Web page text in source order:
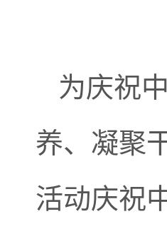
为庆祝
养、凝聚
活动庆祝